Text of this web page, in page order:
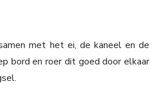
met het ei, de kaneel en de
bord en roer dit goed door elkaar